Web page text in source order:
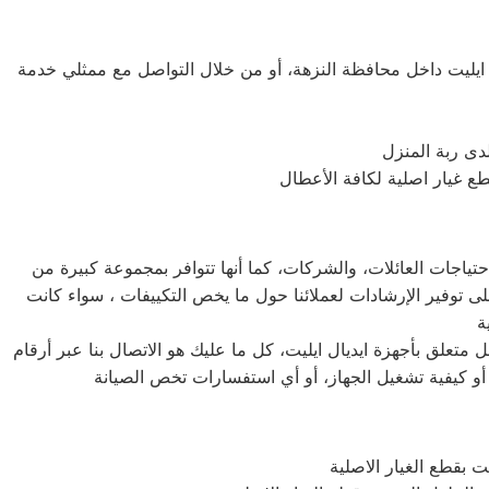
داخل محافظة النزهة، أو من خلال التواصل مع ممثلي خدمة
ربة المنزل
العائلات، والشركات، كما أنها تتوافر بمجموعة كبيرة من
توفير الإرشادات لعملائنا حول ما يخص التكييفات ، سواء كانت
بأجهزة ايديال ايليت، كل ما عليك هو الاتصال بنا عبر أرقام
كيفية تشغيل الجهاز، أو أي استفسارات تخص الصيانة
بقطع الغيار الاصلية